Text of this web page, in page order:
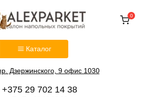
Каталог
Дзержинского, 9 офис 1030
+375 29 702 14 38
0